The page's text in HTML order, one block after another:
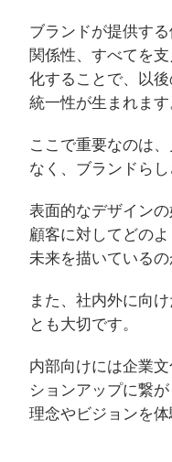
ブランドが提供す
関係性、すべてを
化することで、以
統一性が生まれます
ここで重要なのは
なく、ブランドらし
表面的なデザイン
顧客に対してどの
未来を描いている
また、社内外に向
とも大切です。
内部向けには企業
ションアップに繋
理念やビジョンを体